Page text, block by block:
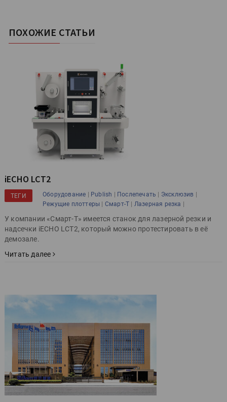
ПОХОЖИЕ СТАТЬИ
iECHO LCT2
ТЕГИ Оборудование | Publish | Послепечать | Эксклюзив |
Режущие плоттеры | Смарт-Т | Лазерная резка |
У компании «Смарт-Т» имеется станок для лазерной резки и
надсечки iECHO LCT2, который можно протестировать в её
демозале.
Читать далее